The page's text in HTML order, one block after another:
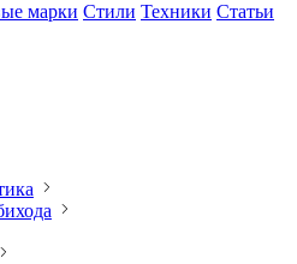
марки Стили Техники Статьи